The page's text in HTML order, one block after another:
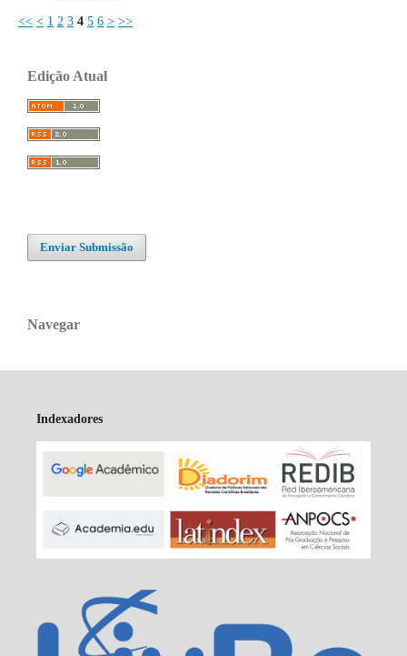
<< < 1 2 3 4 5 6 > >>
Edição Atual
Enviar Submissão
Navegar
Indexadores